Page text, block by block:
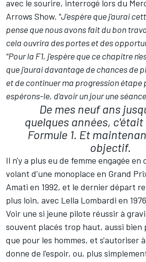
avec le sourire, interrogé lors du
Arrows Show. "J'espère que j'aurai
pense que nous avons fait du bon
cela ouvrira des portes et des
"Pour la F1, j'espère que ce chapitre
que j'aurai davantage de chances de
et de continuer ma progression étape
espérons-le, d'avoir un jour une
De mes neuf ans
quelques années, c'était
Formule 1. Et
objectif.
Il n'y a plus eu de femme engagée
volant d'une monoplace en Grand
Amati en 1992, et le dernier départ
plus loin, avec Lella Lombardi en
Voir une si jeune pilote réussir à
souvent placés trop haut, aussi bien
que pour les hommes, et s'autoriser
donne de l'espoir, ou, plus